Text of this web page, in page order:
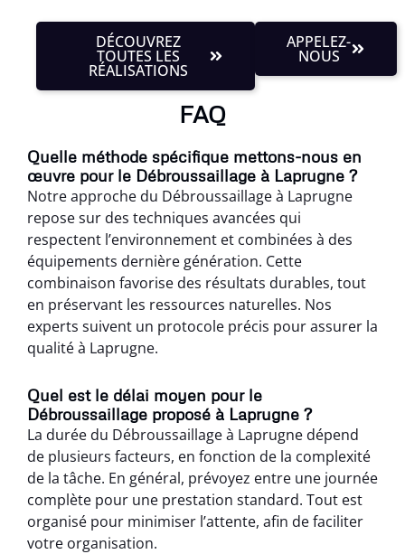
DÉCOUVREZ
TOUTES LES
RÉALISATIONS
APPELEZ-
NOUS
FAQ
Quelle méthode spécifique mettons-nous en
œuvre pour le Débroussaillage à Laprugne ?
Notre approche du Débroussaillage à Laprugne
repose sur des techniques avancées qui
respectent l’environnement et combinées à des
équipements dernière génération. Cette
combinaison favorise des résultats durables, tout
en préservant les ressources naturelles. Nos
experts suivent un protocole précis pour assurer la
qualité à Laprugne.
Quel est le délai moyen pour le
Débroussaillage proposé à Laprugne ?
La durée du Débroussaillage à Laprugne dépend
de plusieurs facteurs, en fonction de la complexité
de la tâche. En général, prévoyez entre une journée
complète pour une prestation standard. Tout est
organisé pour minimiser l’attente, afin de faciliter
votre organisation.